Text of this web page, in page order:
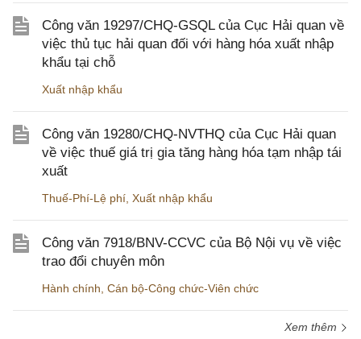
Công văn 19297/CHQ-GSQL của Cục Hải quan về
việc thủ tục hải quan đối với hàng hóa xuất nhập
khẩu tại chỗ
Xuất nhập khẩu
Công văn 19280/CHQ-NVTHQ của Cục Hải quan
về việc thuế giá trị gia tăng hàng hóa tạm nhập tái
xuất
Thuế-Phí-Lệ phí Xuất nhập khẩu
Công văn 7918/BNV-CCVC của Bộ Nội vụ về việc
trao đổi chuyên môn
Hành chính Cán bộ-Công chức-Viên chức
Xem thêm